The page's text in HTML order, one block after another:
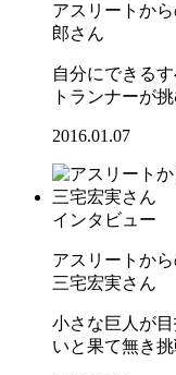
アスリートか
郎さん
自分にできる
トランナーが
2016.01.07
インタビュー
アスリートか
三宅宏実さん
小さな巨人が
いと果て無き